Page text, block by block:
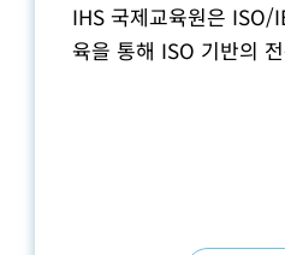
IHS 국제교육원은 ISO/
육을 통해 ISO 기반의